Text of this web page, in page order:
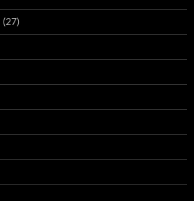
(27)